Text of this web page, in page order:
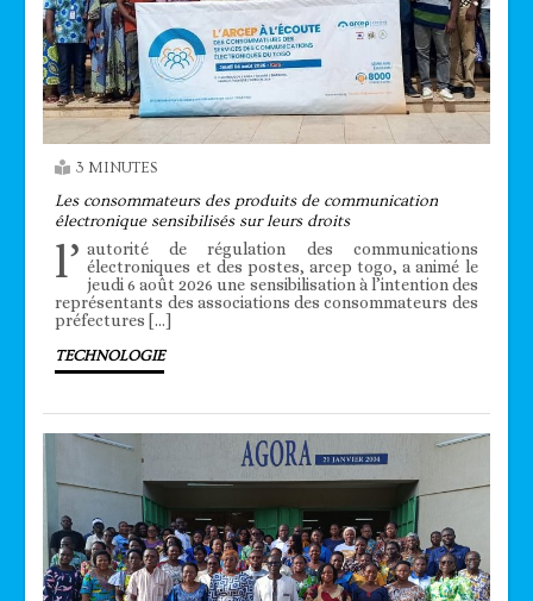
3 MINUTES
Les consommateurs des produits de communication
électronique sensibilisés sur leurs droits
l’ autorité de régulation des communications
électroniques et des postes, arcep togo, a animé le
jeudi 6 août 2026 une sensibilisation à l’intention des
représentants des associations des consommateurs des
préfectures […]
TECHNOLOGIE